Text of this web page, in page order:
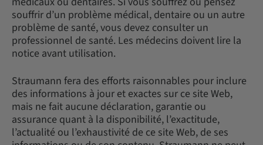
souffrir d’un problème médical, dentaire ou un autre
problème de santé, vous devez consulter un
professionnel de santé. Les médecins doivent lire la
notice avant utilisation.
Straumann fera des efforts raisonnables pour inclure
des informations à jour et exactes sur ce site Web,
mais ne fait aucune déclaration, garantie ou
assurance quant à la disponibilité, l’exactitude,
l’actualité ou l’exhaustivité de ce site Web, de ses